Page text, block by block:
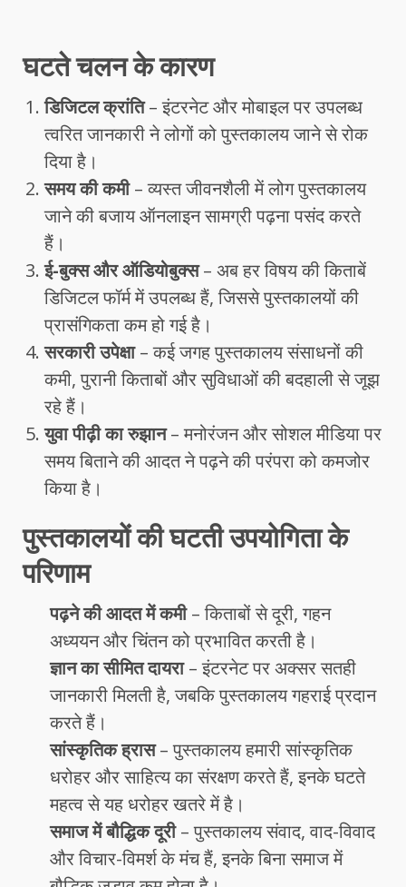
घटते चलन के कारण
डिजिटल क्रांति– इंटरनेट और मोबाइल पर उपलब्ध
त्वरित जानकारी ने लोगों को पुस्तकालय जाने से रोक
दिया है।
समय की कमी– व्यस्त जीवनशैली में लोग पुस्तकालय
जाने की बजाय ऑनलाइन सामग्री पढ़ना पसंद करते
हैं।
ई-बुक्स और ऑडियोबुक्स– अब हर विषय की किताबें
डिजिटल फॉर्म में उपलब्ध हैं, जिससे पुस्तकालयों की
प्रासंगिकता कम हो गई है।
सरकारी उपेक्षा– कई जगह पुस्तकालय संसाधनों की
कमी, पुरानी किताबों और सुविधाओं की बदहाली से जूझ
रहे हैं।
युवा पीढ़ी का रुझान– मनोरंजन और सोशल मीडिया पर
समय बिताने की आदत ने पढ़ने की परंपरा को कमजोर
किया है।
पुस्तकालयों की घटती उपयोगिता के
परिणाम
पढ़ने की आदत में कमी– किताबों से दूरी, गहन
अध्ययन और चिंतन को प्रभावित करती है।
ज्ञान का सीमित दायरा– इंटरनेट पर अक्सर सतही
जानकारी मिलती है, जबकि पुस्तकालय गहराई प्रदान
करते हैं।
सांस्कृतिक ह्रास– पुस्तकालय हमारी सांस्कृतिक
धरोहर और साहित्य का संरक्षण करते हैं, इनके घटते
महत्व से यह धरोहर खतरे में है।
समाज में बौद्धिक दूरी– पुस्तकालय संवाद, वाद-विवाद
और विचार-विमर्श के मंच हैं, इनके बिना समाज में